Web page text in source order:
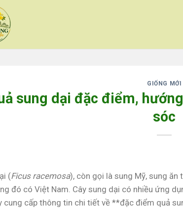
GIỐNG MỚI
sung dại đặc điểm,
sóc
(Ficus racemosa), còn gọi là sung Mỹ, sung
đó có Việt Nam. Cây sung dại có nhiều ứng
cung cấp thông tin chi tiết về **đặc điểm quả